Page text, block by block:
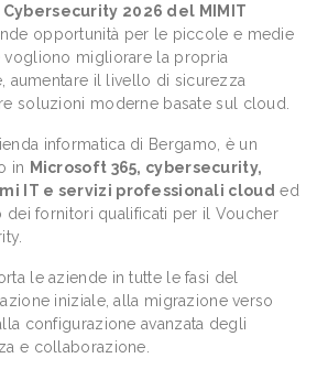
2026 del MIMIT
opportunità per le piccole e medie
vogliono migliorare la propria
aumentare il livello di sicurezza
soluzioni moderne basate sul cloud.
informatica di Bergamo, è un
in Microsoft 365, cybersecurity,
IT e servizi professionali cloud ed
dei fornitori qualificati per il Voucher
le aziende in tutte le fasi del
iniziale, alla migrazione verso
configurazione avanzata degli
e collaborazione.